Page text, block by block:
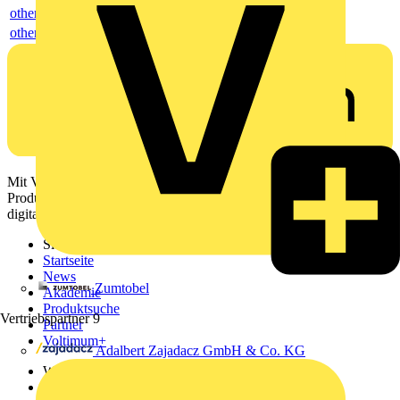
Zumtobel
Vertriebspartner 9
Adalbert Zajadacz GmbH & Co. KG
others
others
Mit Voltimum erhalten Elektrofachkräfte Zugang zu Branchennews,
Produktinformationen, Schulungen und Tools – alles auf einer
digitalen Plattform und Community.
Sitemap
Startseite
News
Akademie
Produktsuche
Partner
Voltimum+
Weitere Links